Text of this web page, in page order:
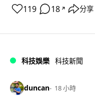
119 18 ↗ 分享
科技娛樂 科技新聞
duncan 18 小時